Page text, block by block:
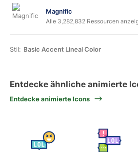
Magnific
Alle 3,282,832 Ressourcen
Stil: Basic Accent Lineal Color
Entdecke ähnliche animierte
Entdecke animierte Icons